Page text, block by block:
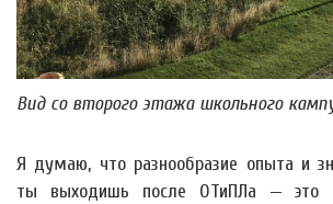
Вид со второго этажа школьного
Я думаю, что разнообразие опыта и
ты выходишь после ОТиПЛа — это